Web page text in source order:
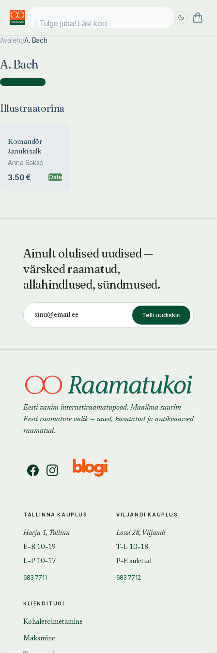
Tulge juba! Läki kool
Avaleht/A. Bach
A. Bach
Illustraatorina )
Illustraatorina
Komandör
Januki salk
Anna Sakse
3.50 € Osta
Ainult olulised uudised —
värsked raamatud,
allahindlused, sündmused.
Telli uudiskiri
Eesti vanim internetiraamatupood. Maailma suurim
Eesti raamatute valik — uued, kasutatud ja antikvaarsed
raamatud.
KLIENDITUGI
Kohaletoimetamine
Maksmine
TALLINNA KAUPLUS
Harju 1, Tallinn
E–R 10–19
L–P 10–17
683 7711
VILJANDI KAUPLUS
Lossi 28, Viljandi
T–L 10–18
P–E suletud
683 7712